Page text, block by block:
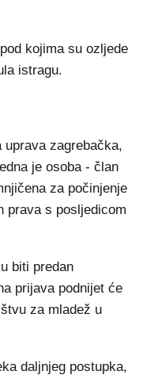
kojima su ozljede
istragu.
zagrebačka,
je osoba - član
za počinjenje
prava s posljedicom
biti predan
prijava podnijet će
za mladež u
daljnjeg postupka,